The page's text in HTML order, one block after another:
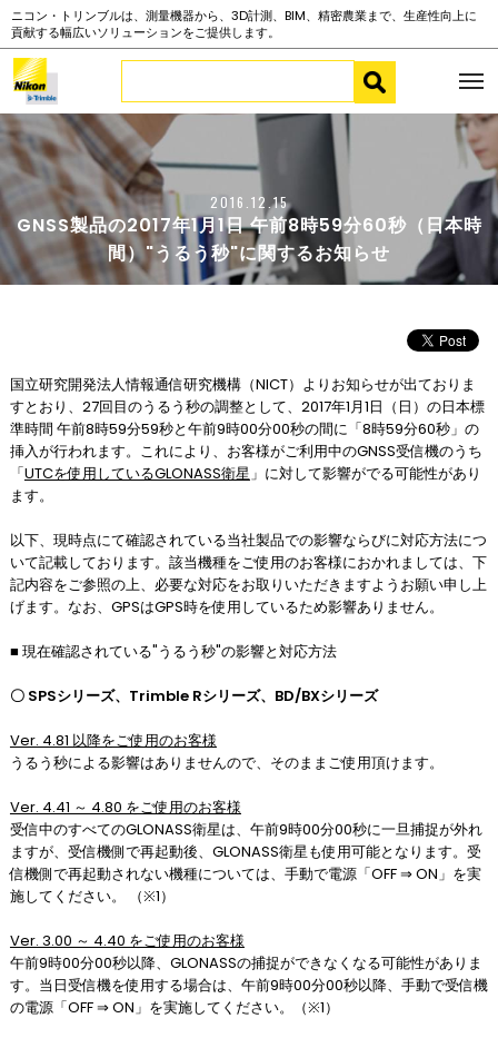
ニコン・トリンブルは、測量機器から、3D計測、BIM、精密農業まで、生産性向上に
貢献する幅広いソリューションをご提供します。
2016.12.15
GNSS製品の2017年1月1日 午前8時59分60秒（日本時
間）"うるう秒"に関するお知らせ
国立研究開発法人情報通信研究機構（NICT）よりお知らせが出ておりま
すとおり、27回目のうるう秒の調整として、2017年1月1日（日）の日本標
準時間 午前8時59分59秒と午前9時00分00秒の間に「8時59分60秒」の
挿入が行われます。これにより、お客様がご利用中のGNSS受信機のうち
「UTCを使用しているGLONASS衛星」に対して影響がでる可能性があり
ます。
以下、現時点にて確認されている当社製品での影響ならびに対応方法につ
いて記載しております。該当機種をご使用のお客様におかれましては、下
記内容をご参照の上、必要な対応をお取りいただきますようお願い申し上
げます。なお、GPSはGPS時を使用しているため影響ありません。
■ 現在確認されている"うるう秒"の影響と対応方法
〇 SPSシリーズ、Trimble Rシリーズ、BD/BXシリーズ
Ver. 4.81 以降をご使用のお客様
うるう秒による影響はありませんので、そのままご使用頂けます。
Ver. 4.41 ～ 4.80 をご使用のお客様
受信中のすべてのGLONASS衛星は、午前9時00分00秒に一旦捕捉が外れ
ますが、受信機側で再起動後、GLONASS衛星も使用可能となります。受
信機側で再起動されない機種については、手動で電源「OFF ⇒ ON」を実
施してください。 （※1）
Ver. 3.00 ～ 4.40 をご使用のお客様
午前9時00分00秒以降、GLONASSの捕捉ができなくなる可能性がありま
す。当日受信機を使用する場合は、午前9時00分00秒以降、手動で受信機
の電源「OFF ⇒ ON」を実施してください。（※1）